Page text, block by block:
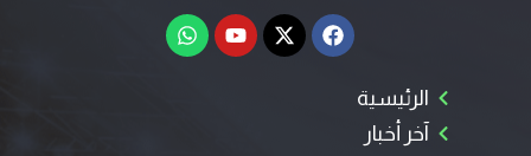
الرئيسية
آخر أخبار